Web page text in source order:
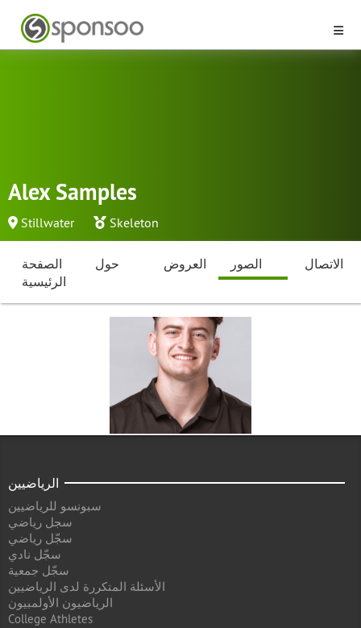
Alex Samples
Stillwater Skeleton
الصفحة
الرئيسية
حول العروض الصور الاتصال
الرياضيين
سبونسو للرياضيين
سجل رياضي
سجّل رياضي
سجّل نادي
سجّل جمعية
الأسئلة المتكررة لدى الرياضيين
الرياضيون الأولمبيون
College Athletes